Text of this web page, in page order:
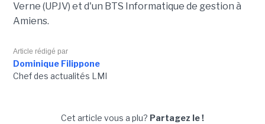
Verne (UPJV) et d'un BTS Informatique de gestion à
Amiens.
Article rédigé par
Dominique Filippone
Chef des actualités LMI
Cet article vous a plu? Partagez le !